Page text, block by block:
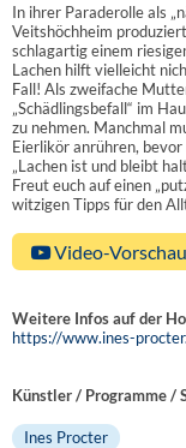
In ihrer Paraderolle als
Veitshöchheim
schlagartig einem
Lachen hilft vielleicht
Fall! Als zweifache
„Schädlingsbefall“ im
zu nehmen. Manchmal
Eierlikör anrühren,
„Lachen ist und bleibt
Freut euch auf einen
witzigen Tipps für den
Video-Vorschau
Weitere Infos auf der
https://www.ines-
Künstler / Programme /
Ines Procter